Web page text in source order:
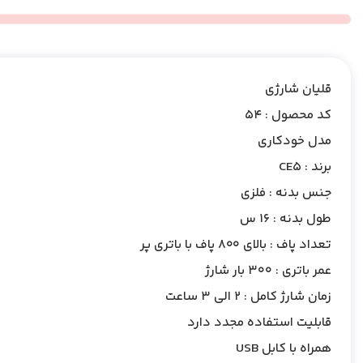
قلیان شارژی
کد محصول : 54
مدل خودکاری
برند : CE5
جنس بدنه : فلزی
طول بدنه : 16 س
تعداد پاف : بالای 800 پاف با باتری پر
عمر باتری : 300 بار شارژ
زمان شارژ کامل : 2 الی 3 ساعت
قابلیت استفاده مجدد دارد
همراه با کابل USB